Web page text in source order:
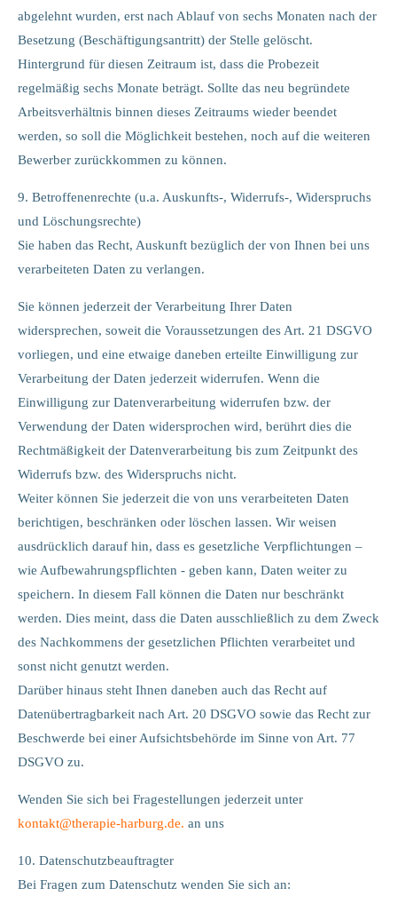
abgelehnt wurden, erst nach Ablauf von sechs Monaten nach der
Besetzung (Beschäftigungsantritt) der Stelle gelöscht.
Hintergrund für diesen Zeitraum ist, dass die Probezeit
regelmäßig sechs Monate beträgt. Sollte das neu begründete
Arbeitsverhältnis binnen dieses Zeitraums wieder beendet
werden, so soll die Möglichkeit bestehen, noch auf die weiteren
Bewerber zurückkommen zu können.
9. Betroffenenrechte (u.a. Auskunfts-, Widerrufs-, Widerspruchs
und Löschungsrechte)
Sie haben das Recht, Auskunft bezüglich der von Ihnen bei uns
verarbeiteten Daten zu verlangen.
Sie können jederzeit der Verarbeitung Ihrer Daten
widersprechen, soweit die Voraussetzungen des Art. 21 DSGVO
vorliegen, und eine etwaige daneben erteilte Einwilligung zur
Verarbeitung der Daten jederzeit widerrufen. Wenn die
Einwilligung zur Datenverarbeitung widerrufen bzw. der
Verwendung der Daten widersprochen wird, berührt dies die
Rechtmäßigkeit der Datenverarbeitung bis zum Zeitpunkt des
Widerrufs bzw. des Widerspruchs nicht.
Weiter können Sie jederzeit die von uns verarbeiteten Daten
berichtigen, beschränken oder löschen lassen. Wir weisen
ausdrücklich darauf hin, dass es gesetzliche Verpflichtungen –
wie Aufbewahrungspflichten - geben kann, Daten weiter zu
speichern. In diesem Fall können die Daten nur beschränkt
werden. Dies meint, dass die Daten ausschließlich zu dem Zweck
des Nachkommens der gesetzlichen Pflichten verarbeitet und
sonst nicht genutzt werden.
Darüber hinaus steht Ihnen daneben auch das Recht auf
Datenübertragbarkeit nach Art. 20 DSGVO sowie das Recht zur
Beschwerde bei einer Aufsichtsbehörde im Sinne von Art. 77
DSGVO zu.
Wenden Sie sich bei Fragestellungen jederzeit unter
kontakt@therapie-harburg.de. an uns
10. Datenschutzbeauftragter
Bei Fragen zum Datenschutz wenden Sie sich an: